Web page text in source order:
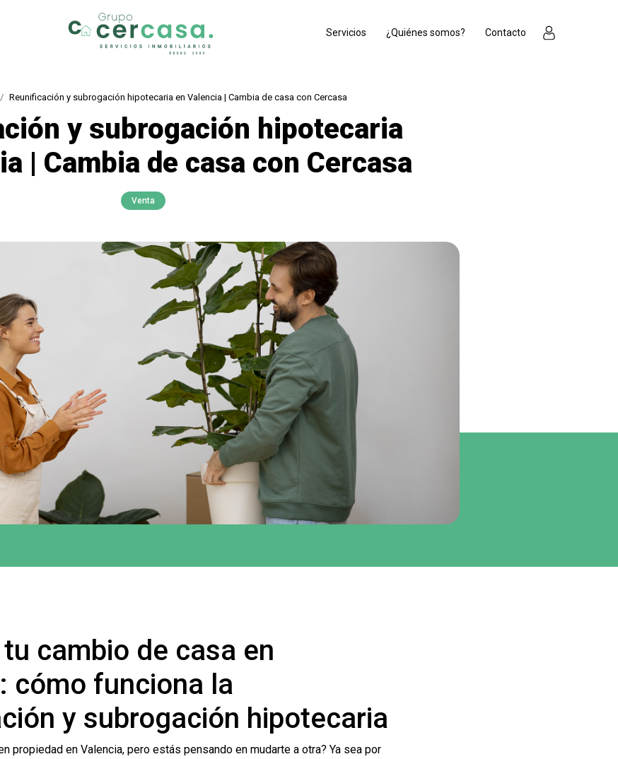
Servicios ¿Quiénes somos? Contacto
Reunificación y subrogación hipotecaria en Valencia | Cambia de casa con Cercasa
y subrogación hipotecaria
| Cambia de casa con Cercasa
Venta
cambio de casa en
cómo funciona la
y subrogación hipotecaria
propiedad en Valencia, pero estás pensando en mudarte a otra? Ya sea por